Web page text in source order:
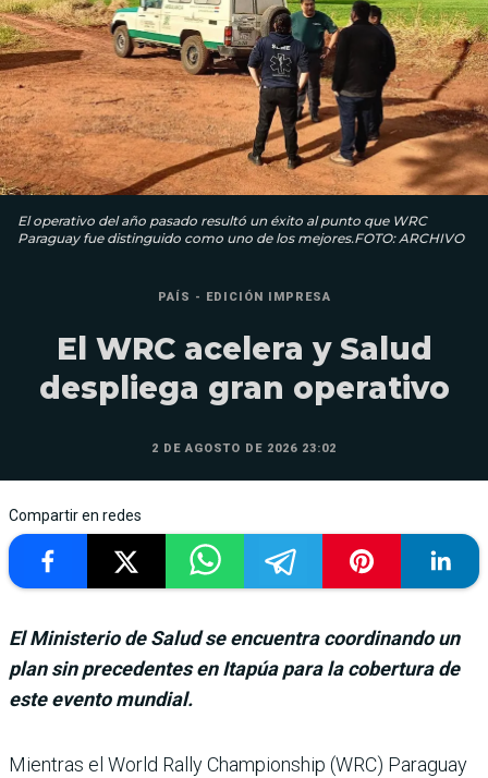
El operativo del año pasado resultó un éxito al punto que WRC
Paraguay fue distinguido como uno de los mejores.FOTO: ARCHIVO
PAÍS - EDICIÓN IMPRESA
El WRC acelera y Salud
despliega gran operativo
2 DE AGOSTO DE 2026 23:02
Compartir en redes
El Ministerio de Salud se encuentra coordinando un
plan sin precedentes en Itapúa para la cobertura de
este evento mundial.
Mientras el World Rally Champions­hip (WRC) Para­guay